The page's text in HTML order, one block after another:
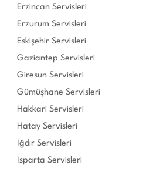
Erzincan Servisleri
Erzurum Servisleri
Eskişehir Servisleri
Gaziantep Servisleri
Giresun Servisleri
Gümüşhane Servisleri
Hakkari Servisleri
Hatay Servisleri
Iğdır Servisleri
Isparta Servisleri